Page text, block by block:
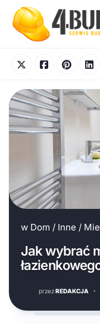
content
w Dom / Inne /
Jak wybrać
przezREDAKCJA ·